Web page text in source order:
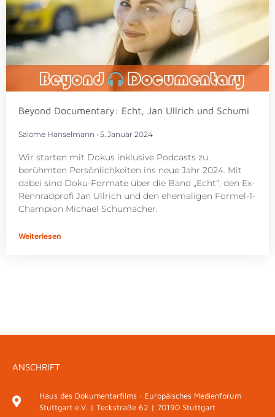
Beyond Documentary: Echt, Jan Ullrich und Schumi
Salome Hanselmann 5. Januar 2024
Wir starten mit Dokus inklusive Podcasts zu
berühmten Persönlichkeiten ins neue Jahr 2024. Mit
dabei sind Doku-Formate über die Band „Echt“, den Ex-
Rennradprofi Jan Ullrich und den ehemaligen Formel-1-
Champion Michael Schumacher.
Weiterlesen
ANSCHRIFT
Haus des Dokumentarfilms · Europäisches Medienforum
Stuttgart e.V. | Teckstraße 62 | 70190 Stuttgart